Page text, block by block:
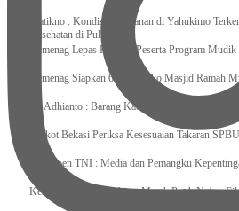
Pratikno : Kondisi Keamanan di Yahukimo
Kesehatan di Pulihkan
Kemenag Lepas Ratusan Peserta Program
Kemenag Siapkan 6.180 Posko Masjid Ramah
Tri Adhianto : Barang Kadaluarsa Segera di
Walkot Bekasi Periksa Kesesuaian Takaran
Kapuspen TNI : Media dan Pemangku
Kemenekraf Ajak Kabinet Merah Putih Nobar